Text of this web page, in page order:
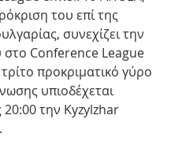
του επί της
συνεχίζει την
στο Conference League
τρίτο προκριματικό γύρο
υπιοδέχεται
20:00 την Kyzylzhar